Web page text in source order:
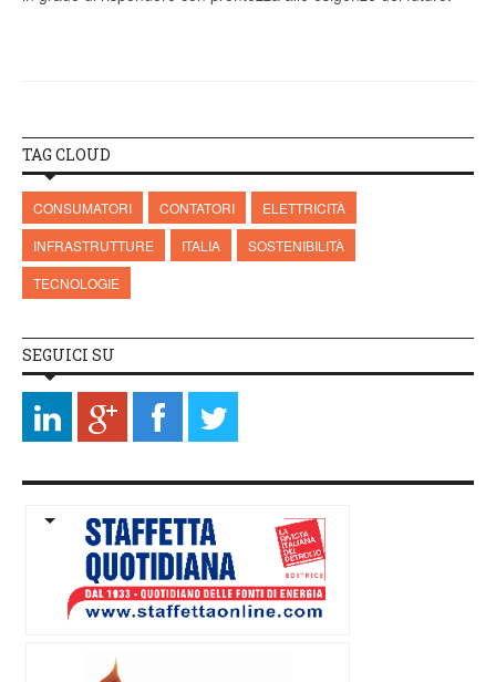
TAG CLOUD
CONSUMATORI CONTATORI
ELETTRICITÀ
INFRASTRUTTURE
ITALIA
SOSTENIBILITÀ
TECNOLOGIE
SEGUICI SU